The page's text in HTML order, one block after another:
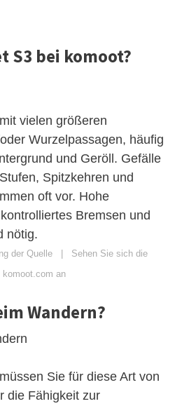
S3 bei komoot?
vielen größeren
Wurzelpassagen, häufig
und Geröll. Gefälle
Spitzkehren und
oft vor. Hohe
Bremsen und
nötig.
der Quelle | Sehen Sie sich die
komoot.com an
Wandern?
Sie für diese Art von
die Fähigkeit zur